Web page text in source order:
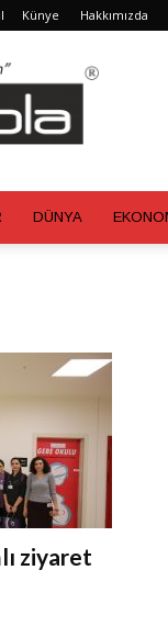
Künye Hakkımızda
DÜNYA
ziyaret